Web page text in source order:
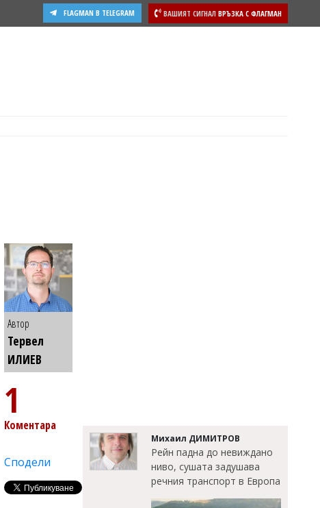
ВАШИЯТ СИГНАЛ ВРЪЗКА С ФЛАГМАН
FLAGMAN В TELEGRAM
Автор
Тервел
ИЛИЕВ
1
Коментара
Сподели
Михаил ДИМИТРОВ
Рейн падна до невиждано
ниво, сушата задушава
речния транспорт в Европа